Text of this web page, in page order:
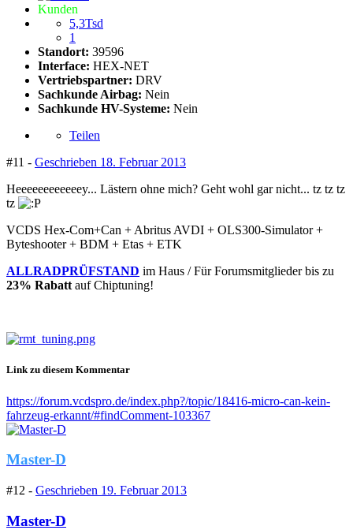
Kunden
5,3Tsd
1
Standort: 39596
Interface: HEX-NET
Vertriebspartner: DRV
Sachkunde Airbag: Nein
Sachkunde HV-Systeme: Nein
Teilen
#11 - Geschrieben 18. Februar 2013
Heeeeeeeeeeeey... Lästern ohne mich? Geht wohl gar nicht... tz tz tz
tz
VCDS Hex-Com+Can + Abritus AVDI + OLS300-Simulator +
Byteshooter + BDM + Etas + ETK
ALLRADPRÜFSTAND im Haus / Für Forumsmitglieder bis zu
23% Rabatt auf Chiptuning!
Link zu diesem Kommentar
https://forum.vcdspro.de/index.php?/topic/18416-micro-can-kein-
fahrzeug-erkannt/#findComment-103367
Master-D
#12 - Geschrieben 19. Februar 2013
Master-D